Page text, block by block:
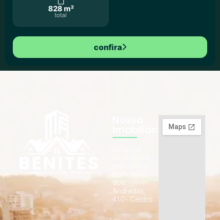
828 m²
total
confira
dos
Andradas,
410 - Centro.